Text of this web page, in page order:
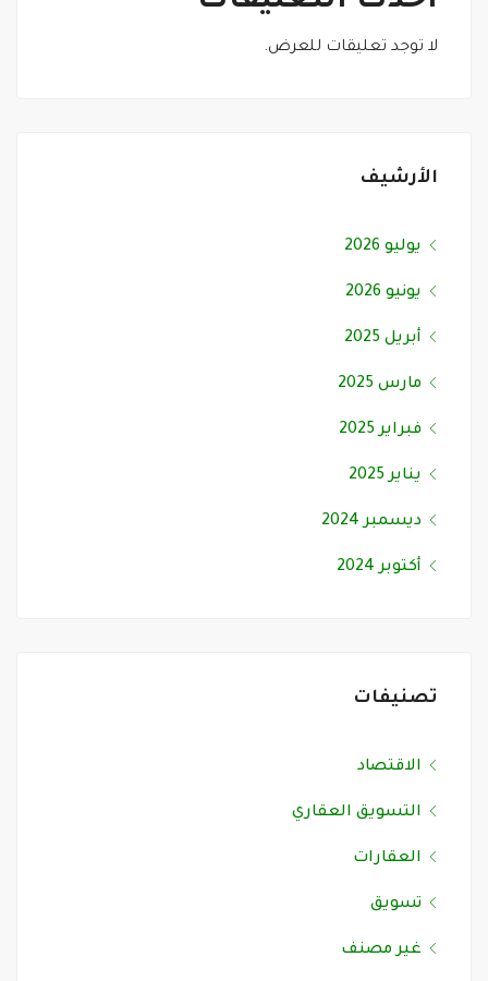
لا توجد تعليقات للعرض.
الأرشيف
يوليو 2026
يونيو 2026
أبريل 2025
مارس 2025
فبراير 2025
يناير 2025
ديسمبر 2024
أكتوبر 2024
تصنيفات
الاقتصاد
التسويق العقاري
العقارات
تسويق
غير مصنف